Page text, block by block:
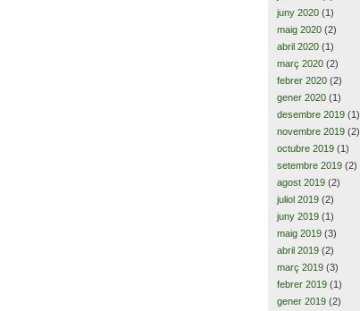
juny 2020 (1)
maig 2020 (2)
abril 2020 (1)
març 2020 (2)
febrer 2020 (2)
gener 2020 (1)
desembre 2019 (1)
novembre 2019 (2)
octubre 2019 (1)
setembre 2019 (2)
agost 2019 (2)
juliol 2019 (2)
juny 2019 (1)
maig 2019 (3)
abril 2019 (2)
març 2019 (3)
febrer 2019 (1)
gener 2019 (2)